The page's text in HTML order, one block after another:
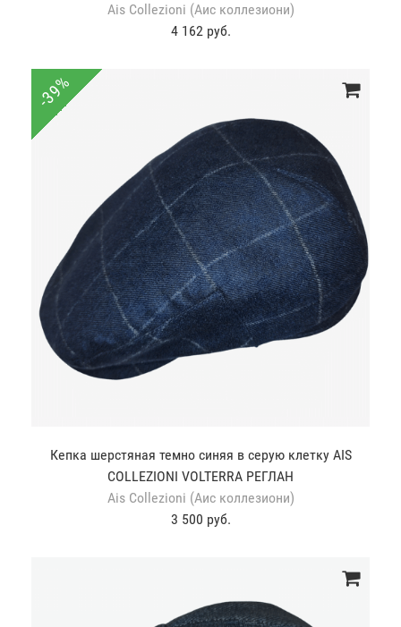
Ais Collezioni (Аис коллезиони)
4 162 руб.
-39%
Кепка шерстяная темно синяя в серую клетку AIS
COLLEZIONI VOLTERRA РЕГЛАН
Ais Collezioni (Аис коллезиони)
3 500 руб.